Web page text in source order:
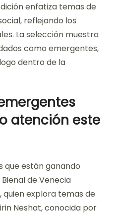
enfatiza temas de
reflejando los
La selección muestra
como emergentes,
dentro de la
atención este
que están ganando
de Venecia
quien explora temas de
Neshat, conocida por